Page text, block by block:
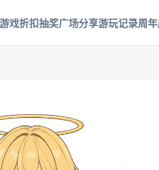
游戏折扣抽奖广场分享游玩记录周